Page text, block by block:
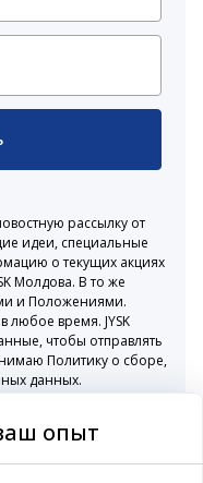
рассылку от
идеи, специальные
о текущих акциях
Молдова. В то же
и Положениями.
любое время. JYSK
чтобы отправлять
Политику о сборе,
данных.
опыт